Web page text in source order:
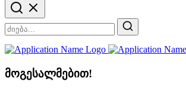
მოგესალმებით!